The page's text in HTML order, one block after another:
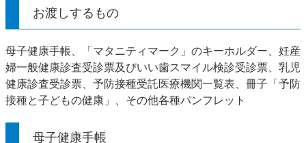
お渡しするもの
母子健康手帳、「マタニティマーク」のキーホルダー、妊産
婦一般健康診査受診票及びいい歯スマイル検診受診票、乳児
健康診査受診票、予防接種受託医療機関一覧表、冊子「予防
接種と子どもの健康」、その他各種パンフレット
母子健康手帳